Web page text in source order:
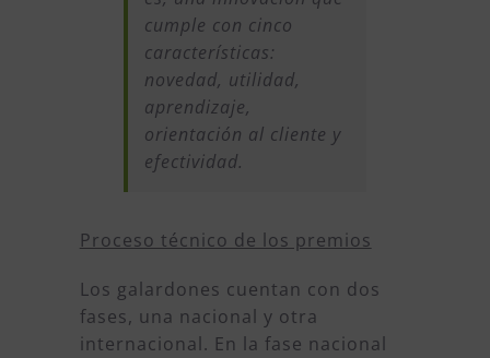
cumple con cinco
características:
novedad, utilidad,
aprendizaje,
orientación al cliente y
efectividad.
Proceso técnico de los premios
Los galardones cuentan con dos
fases, una nacional y otra
internacional. En la fase nacional